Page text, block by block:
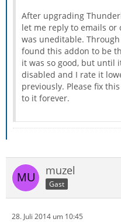
After upgrading
let me reply to emails or
was uneditable.
found this addon to be
it was so good, but until
disabled and I rate it
previously. Please fix
to it forever.
muzel
Gast
28. Juli 2014 um 10:45